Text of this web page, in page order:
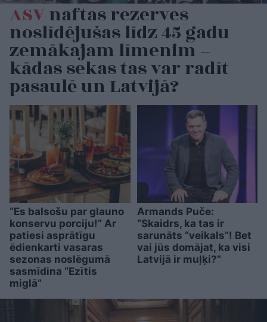
ASVnaftas rezerves
noslīdējušas līdz 45 gadu
zemākajam līmenim –
kādas sekas tas var radīt
pasaulē un Latvijā?
“Es balsošu par glauno
konservu porciju!” Ar
patiesi asprātīgu
ēdienkarti vasaras
sezonas noslēgumā
sasmīdina “Ezītis
miglā”
Armands Puče:
“Skaidrs, ka tas ir
sarunāts “veikals”! Bet
vai jūs domājat, ka visi
Latvijā ir muļķi?”